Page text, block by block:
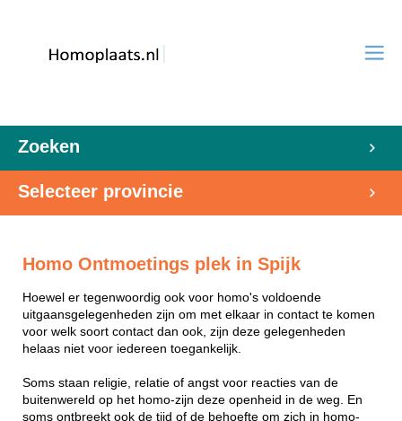
Zoeken
Selecteer provincie
Homo Ontmoetings plek in Spijk
Hoewel er tegenwoordig ook voor homo's voldoende
uitgaansgelegenheden zijn om met elkaar in contact te komen
voor welk soort contact dan ook, zijn deze gelegenheden
helaas niet voor iedereen toegankelijk.
Soms staan religie, relatie of angst voor reacties van de
buitenwereld op het homo-zijn deze openheid in de weg. En
soms ontbreekt ook de tijd of de behoefte om zich in homo-